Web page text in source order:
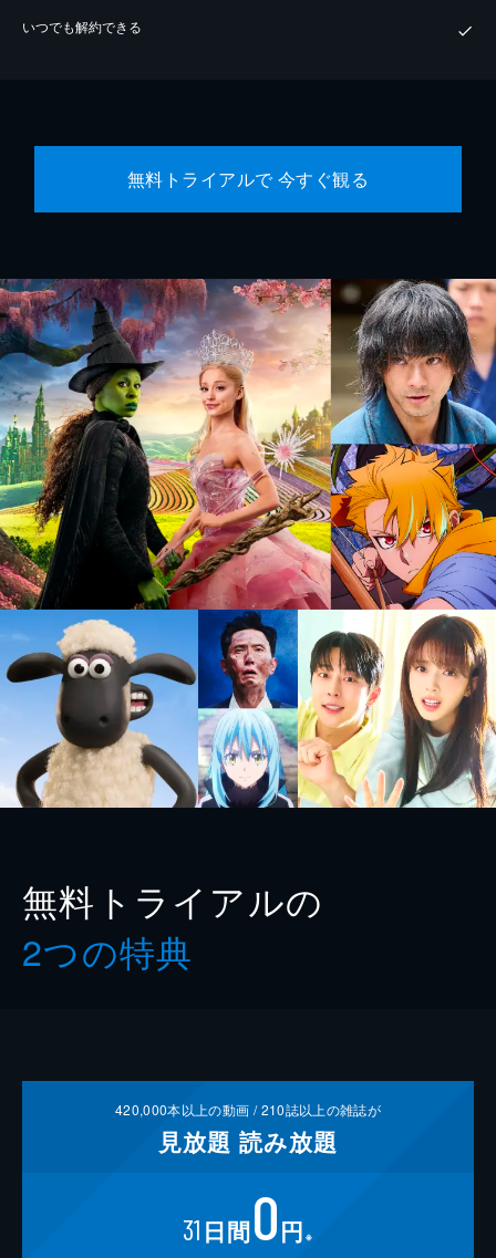
いつでも解約できる
無料トライアルで 今すぐ観る
無料トライアルの
2つの特典
420,000本以上の動画 /210誌以上の雑誌が
見放題 読み放題
31 日間0円 ※